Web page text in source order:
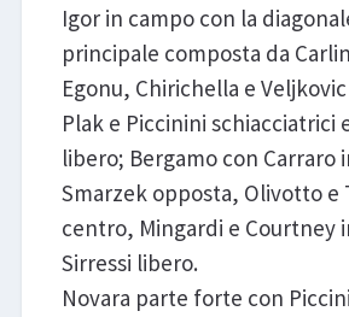
Igor in campo con la
principale composta da
Egonu, Chirichella e
Plak e Piccinini schiacciatrici
libero; Bergamo con Carraro
Smarzek opposta, Olivotto e
centro, Mingardi e Courtney
Sirressi libero.
Novara parte forte con